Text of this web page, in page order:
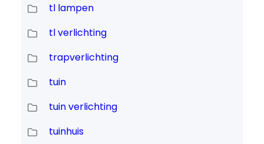
tl lampen
tl verlichting
trapverlichting
tuin
tuin verlichting
tuinhuis